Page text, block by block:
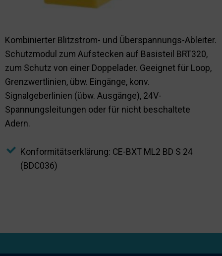
Kombinierter Blitzstrom- und Überspannungs-Ableiter.
Schutzmodul zum Aufstecken auf Basisteil BRT320,
zum Schutz von einer Doppelader. Geeignet für Loop,
Grenzwertlinien, übw. Eingänge, konv.
Signalgeberlinien (übw. Ausgänge), 24V-
Spannungsleitungen oder für nicht beschaltete
Adern.
Konformitätserklärung: CE-BXT ML2 BD S 24
(BDC036)